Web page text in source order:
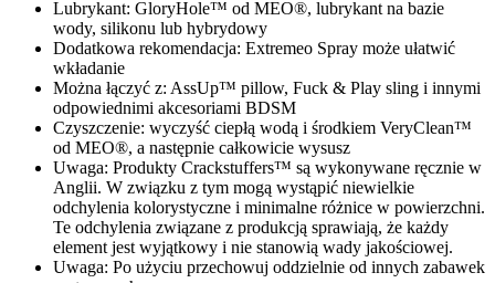
Lubrykant: GloryHole™ od MEO®, lubrykant na bazie
wody, silikonu lub hybrydowy
Dodatkowa rekomendacja: Extremeo Spray może ułatwić
wkładanie
Można łączyć z: AssUp™ pillow, Fuck & Play sling i innymi
odpowiednimi akcesoriami BDSM
Czyszczenie: wyczyść ciepłą wodą i środkiem VeryClean™
od MEO®, a następnie całkowicie wysusz
Uwaga: Produkty Crackstuffers™ są wykonywane ręcznie w
Anglii. W związku z tym mogą wystąpić niewielkie
odchylenia kolorystyczne i minimalne różnice w powierzchni.
Te odchylenia związane z produkcją sprawiają, że każdy
element jest wyjątkowy i nie stanowią wady jakościowej.
Uwaga: Po użyciu przechowuj oddzielnie od innych zabawek